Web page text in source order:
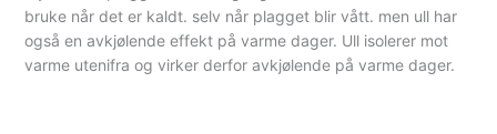
bruke når det er kaldt. selv når plagget blir vått. men ull har
også en avkjølende effekt på varme dager. Ull isolerer mot
varme utenifra og virker derfor avkjølende på varme dager.